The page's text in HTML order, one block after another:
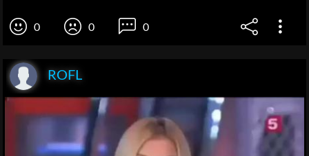
0 0 0
ROFL